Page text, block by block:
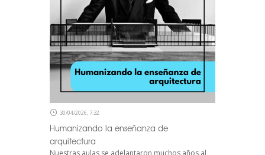
30/04/2026, 7:32
Humanizando la enseñanza de
arquitectura
Nuestras aulas se adelantaron muchos años al